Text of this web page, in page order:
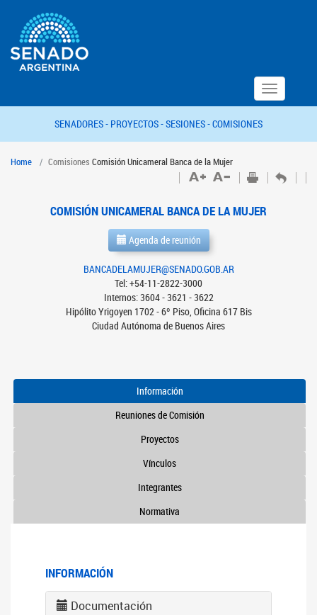
Toggle
navigation
SENADORES - PROYECTOS -SESIONES -COMISIONES
Home Comisiones Comisión Unicameral Banca de la Mujer
COMISIÓN UNICAMERAL BANCA DE LA MUJER
Agenda de reunión
BANCADELAMUJER@SENADO.GOB.AR
Tel: +54-11-2822-3000
Internos: 3604 - 3621 - 3622
Hipólito Yrigoyen 1702 - 6º Piso, Oficina 617 Bis
Ciudad Autónoma de Buenos Aires
Información
Reuniones de Comisión
Proyectos
Vínculos
Integrantes
Normativa
INFORMACIÓN
Documentación